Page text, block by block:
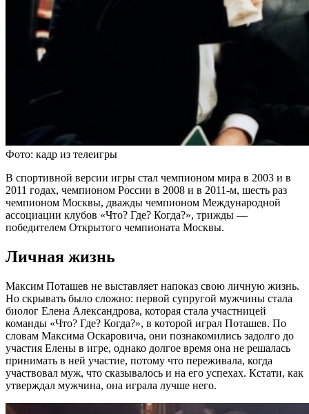
Фото: кадр из телеигры
В спортивной версии игры стал чемпионом мира в 2003 и в
2011 годах, чемпионом России в 2008 и в 2011-м, шесть раз
чемпионом Москвы, дважды чемпионом Международной
ассоциации клубов «Что? Где? Когда?», трижды —
победителем Открытого чемпионата Москвы.
Личная жизнь
Максим Поташев не выставляет напоказ свою личную жизнь.
Но скрывать было сложно: первой супругой мужчины стала
биолог Елена Александрова, которая стала участницей
команды «Что? Где? Когда?», в которой играл Поташев. По
словам Максима Оскаровича, они познакомились задолго до
участия Елены в игре, однако долгое время она не решалась
принимать в ней участие, потому что переживала, когда
участвовал муж, что сказывалось и на его успехах. Кстати, как
утверждал мужчина, она играла лучше него.